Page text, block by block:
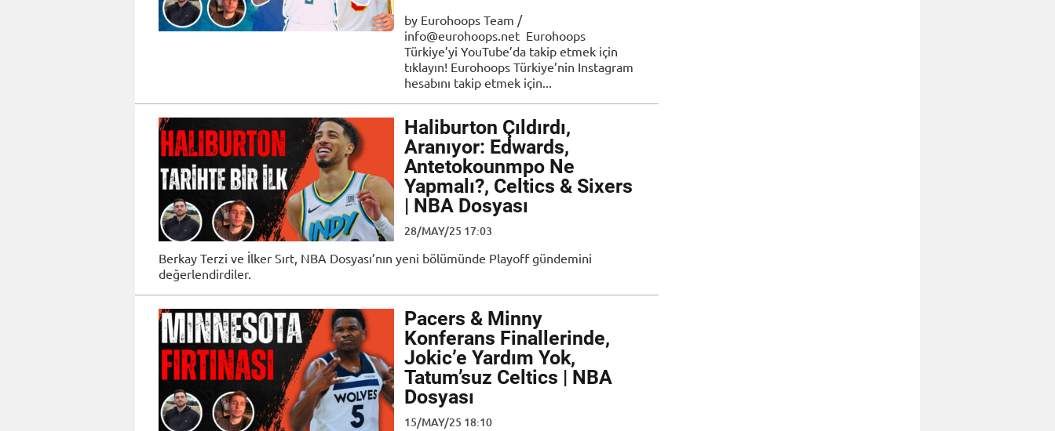
by Eurohoops Team /
info@eurohoops.net Eurohoops
Türkiye’yi YouTube’da takip etmek için
tıklayın! Eurohoops Türkiye’nin Instagram
hesabını takip etmek için...
Haliburton Çıldırdı,
Aranıyor: Edwards,
Antetokounmpo Ne
Yapmalı?, Celtics & Sixers
| NBA Dosyası
28/MAY/25 17:03
Berkay Terzi ve İlker Sırt, NBA Dosyası’nın yeni bölümünde Playoff gündemini
değerlendirdiler.
Pacers & Minny
Konferans Finallerinde,
Jokic’e Yardım Yok,
Tatum’suz Celtics | NBA
Dosyası
15/MAY/25 18:10